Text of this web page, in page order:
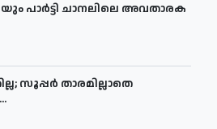
പാര്‍ട്ടി ചാനലിലെ അവതാരക
സൂപ്പര്‍ താരമില്ലാതെ